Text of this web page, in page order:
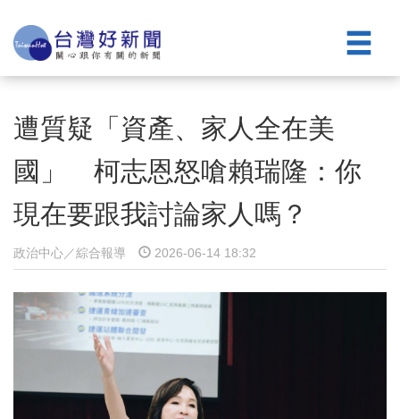
遭質疑「資產、家人全在美
國」 柯志恩怒嗆賴瑞隆：你
現在要跟我討論家人嗎？
政治中心／綜合報導 2026-06-14 18:32